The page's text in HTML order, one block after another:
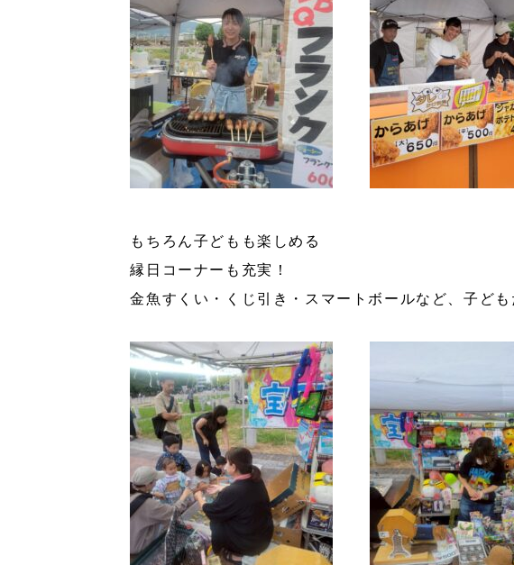
もちろん子どもも楽しめる
縁日コーナーも充実！
金魚すくい・くじ引き・スマートボールなど、子ども